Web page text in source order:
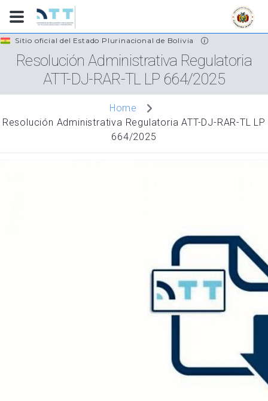
Skip
to
main
content
Sitio oficial del Estado Plurinacional de Bolivia
Resolución Administrativa Regulatoria
ATT-DJ-RAR-TL LP 664/2025
Home
Resolución Administrativa Regulatoria ATT-DJ-RAR-TL LP
664/2025